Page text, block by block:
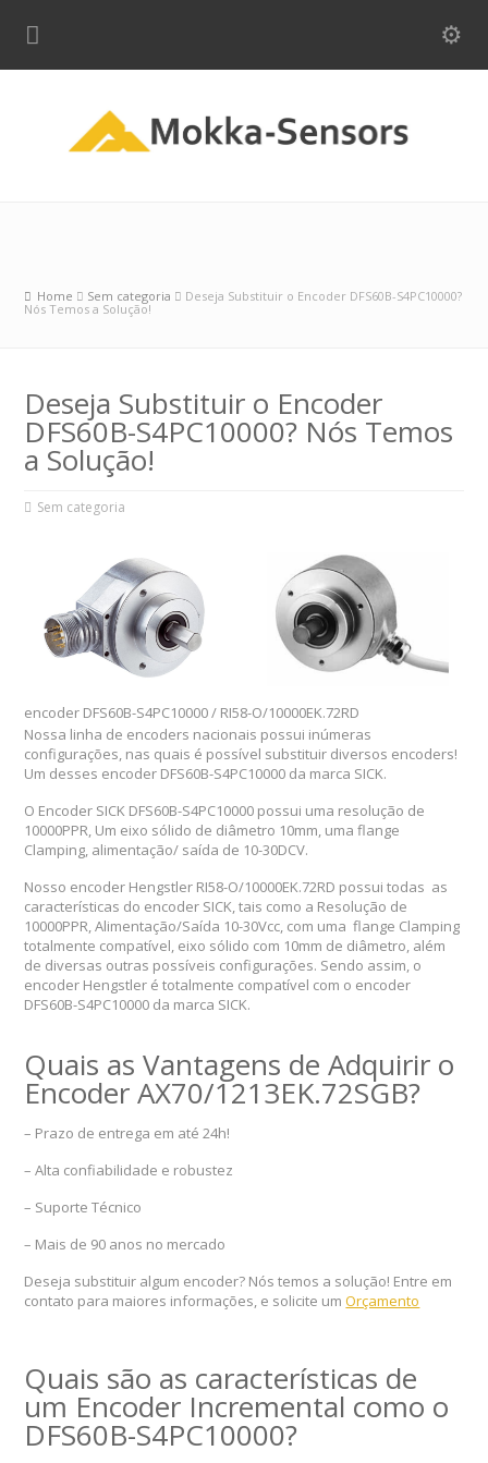
Home Sem categoria
Deseja Substituir o Encoder DFS60B-S4PC10000?
Nós Temos a Solução!
Deseja Substituir o Encoder
DFS60B-S4PC10000? Nós Temos
a Solução!
Sem categoria
encoder DFS60B-S4PC10000 / RI58-O/10000EK.72RD
Nossa linha de encoders nacionais possui inúmeras
configurações, nas quais é possível substituir diversos encoders!
Um desses encoder DFS60B-S4PC10000 da marca SICK.
O Encoder SICK DFS60B-S4PC10000 possui uma resolução de
10000PPR, Um eixo sólido de diâmetro 10mm, uma flange
Clamping, alimentação/ saída de 10-30DCV.
Nosso encoder Hengstler RI58-O/10000EK.72RD possui todas as
características do encoder SICK, tais como a Resolução de
10000PPR, Alimentação/Saída 10-30Vcc, com uma flange Clamping
totalmente compatível, eixo sólido com 10mm de diâmetro, além
de diversas outras possíveis configurações. Sendo assim, o
encoder Hengstler é totalmente compatível com o encoder
DFS60B-S4PC10000 da marca SICK.
Quais as Vantagens de Adquirir o
Encoder AX70/1213EK.72SGB?
– Prazo de entrega em até 24h!
– Alta confiabilidade e robustez
– Suporte Técnico
– Mais de 90 anos no mercado
Deseja substituir algum encoder? Nós temos a solução! Entre em
contato para maiores informações, e solicite umOrçamento
Quais são as características de
um Encoder Incremental como o
DFS60B-S4PC10000?